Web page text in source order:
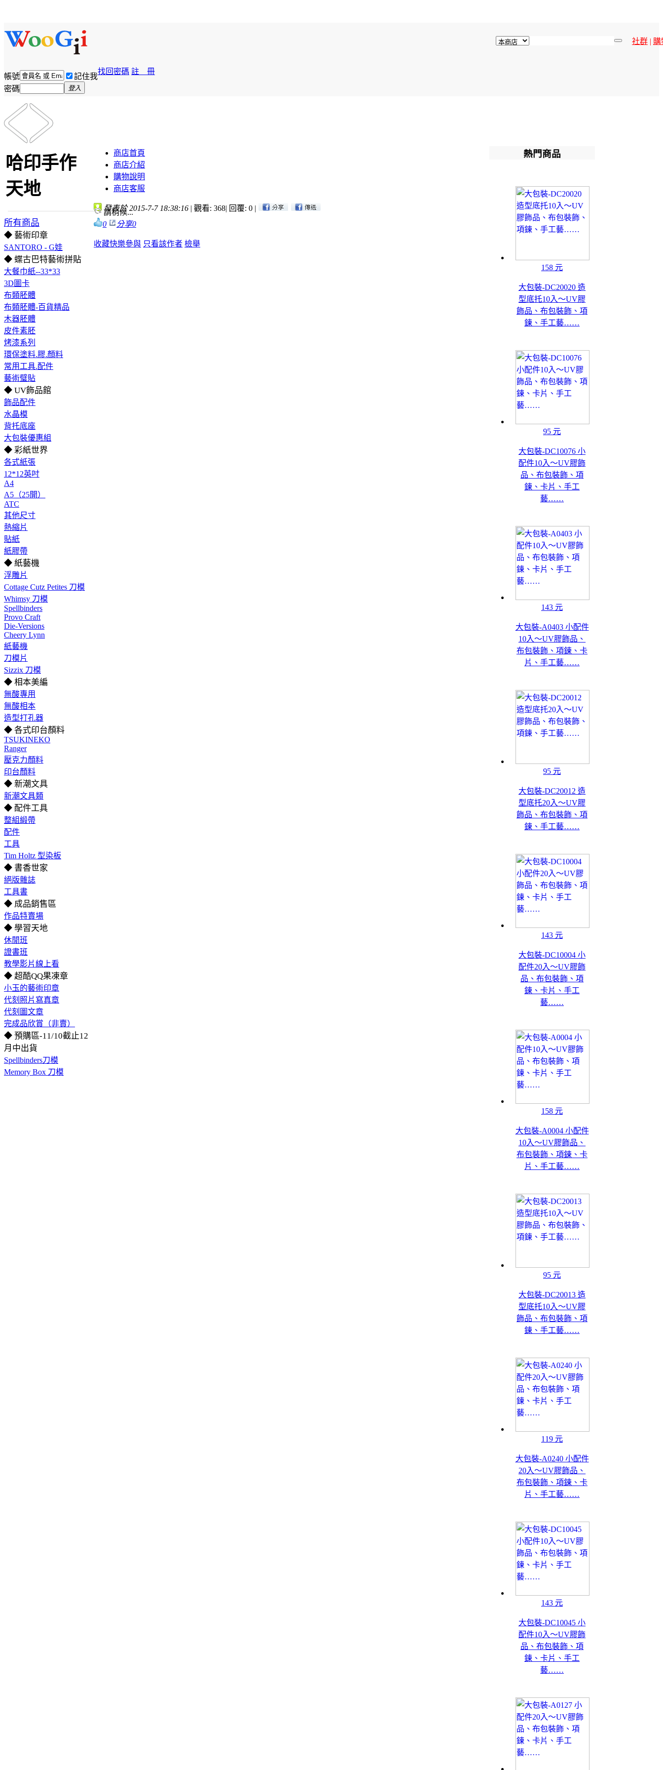
社群 | 購
帳號 記住我
找回密碼 註 冊
密碼 登入
哈印手作
天地
所有商品
◆ 藝術印章
SANTORO - G娃
◆ 蝶古巴特藝術拼貼
大餐巾紙--33*33
3D圖卡
布類胚體
布類胚體-百貨精品
木器胚體
皮件素胚
烤漆系列
環保塗料.膠.顏料
常用工具.配件
藝術璧貼
◆ UV飾品館
飾品配件
水晶模
背托底座
大包裝優惠組
◆ 彩紙世界
各式紙張
12*12英吋
A4
A5（25開）
ATC
其他尺寸
熱縮片
貼紙
紙膠帶
◆ 紙藝機
浮雕片
Cottage Cutz Petites 刀模
Whimsy 刀模
Spellbinders
Provo Craft
Die-Versions
Cheery Lynn
紙藝機
刀模片
Sizzix 刀模
◆ 相本美編
無酸專用
無酸相本
造型打孔器
◆ 各式印台顏料
TSUKINEKO
Ranger
壓克力顏料
印台顏料
◆ 新潮文具
新潮文具類
◆ 配件工具
整組緞帶
配件
工具
Tim Holtz 型染板
◆ 書香世家
絕版雜誌
工具書
◆ 成品銷售區
作品特賣場
◆ 學習天地
休閒班
證書班
教學影片線上看
◆ 超酷QQ果凍章
小玉的藝術印章
代刻照片寫真章
代刻圖文章
完成品欣賞（非賣）
◆ 預購區-11/10截止12
月中出貨
Spellbinders刀模
Memory Box 刀模
商店首頁
商店介紹
購物說明
商店客服
發表於 2015-7-7 18:38:16 | 觀看: 368| 回覆: 0 |
請稍候...
0
分享0
收藏快樂參與 只看該作者 檢舉
熱門商品
158 元
大包裝-DC20020 造
型底托10入～UV膠
飾品、布包裝飾、項
鍊、手工藝……
95 元
大包裝-DC10076 小
配件10入～UV膠飾
品、布包裝飾、項
鍊、卡片、手工
藝……
143 元
大包裝-A0403 小配件
10入～UV膠飾品、
布包裝飾、項鍊、卡
片、手工藝……
95 元
大包裝-DC20012 造
型底托20入～UV膠
飾品、布包裝飾、項
鍊、手工藝……
143 元
大包裝-DC10004 小
配件20入～UV膠飾
品、布包裝飾、項
鍊、卡片、手工
藝……
158 元
大包裝-A0004 小配件
10入～UV膠飾品、
布包裝飾、項鍊、卡
片、手工藝……
95 元
大包裝-DC20013 造
型底托10入～UV膠
飾品、布包裝飾、項
鍊、手工藝……
119 元
大包裝-A0240 小配件
20入～UV膠飾品、
布包裝飾、項鍊、卡
片、手工藝……
143 元
大包裝-DC10045 小
配件10入～UV膠飾
品、布包裝飾、項
鍊、卡片、手工
藝……